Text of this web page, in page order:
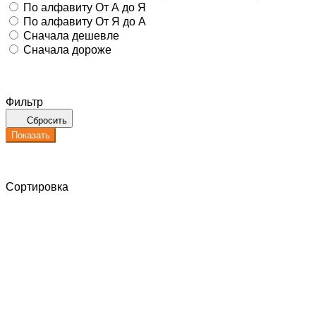
По алфавиту От А до Я
По алфавиту От Я до А
Сначала дешевле
Сначала дороже
Фильтр
Сбросить
Показать
Сортировка